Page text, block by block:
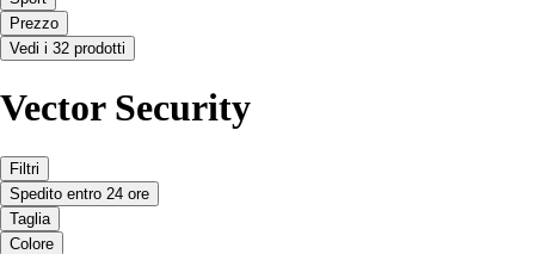
Prezzo
Vedi i 32 prodotti
Vector Security
Filtri
Spedito entro 24 ore
Taglia
Colore